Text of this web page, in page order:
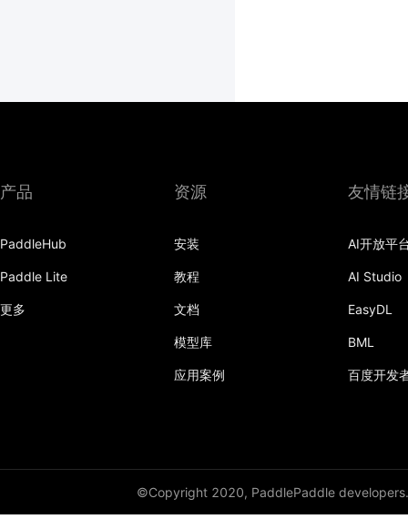
产品
PaddleHub
Paddle Lite
更多
资源
安装
教程
文档
模型库
应用案例
友情链
AI开放平
AI Studio
EasyDL
BML
百度开发
©Copyright 2020, PaddlePaddle developers.